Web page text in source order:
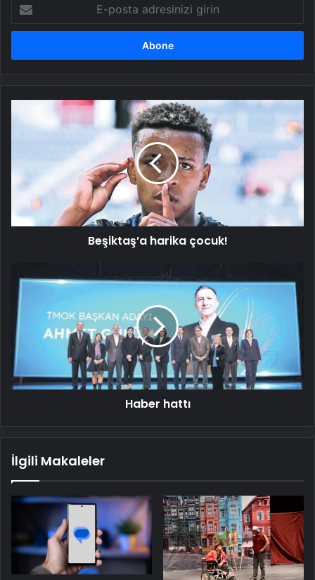
posta
adresinizi
Beşiktaş’a harika çocuk!
hattı
Haber hattı
İlgili Makaleler